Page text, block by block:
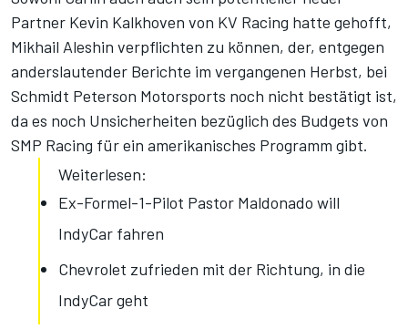
Partner Kevin Kalkhoven von KV Racing hatte gehofft,
Mikhail Aleshin verpflichten zu können, der, entgegen
anderslautender Berichte im vergangenen Herbst, bei
Schmidt Peterson Motorsports noch nicht bestätigt ist,
da es noch Unsicherheiten bezüglich des Budgets von
SMP Racing für ein amerikanisches Programm gibt.
Weiterlesen:
Ex-Formel-1-Pilot Pastor Maldonado will
IndyCar fahren
Chevrolet zufrieden mit der Richtung, in die
IndyCar geht